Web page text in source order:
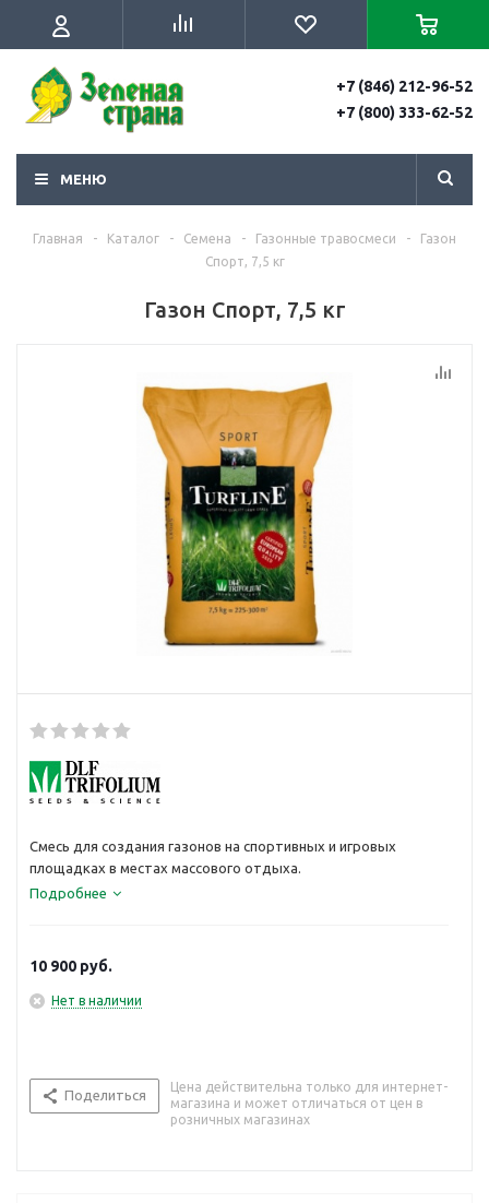
+7 (846) 212-96-52
+7 (800) 333-62-52
МЕНЮ
Главная - Каталог - Семена - Газонные травосмеси -
Газон
Спорт, 7,5 кг
Газон Спорт, 7,5 кг
Смесь для создания газонов на спортивных и игровых
площадках в местах массового отдыха.
Подробнее
10 900 руб.
Нет в наличии
Поделиться
Цена действительна только для интернет-
магазина и может отличаться от цен в
розничных магазинах